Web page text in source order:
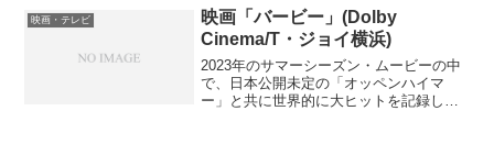
ある。その結果なのだが、第一位に輝い
たのは、デヴ...
映画・テレビ
映画「バービー」(Dolby
Cinema/T・ジョイ横浜)
2023年のサマーシーズン・ムービーの中
で、日本公開未定の「オッペンハイマ
ー」と共に世界的に大ヒットを記録し続